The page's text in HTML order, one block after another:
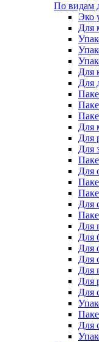
По видам
Эко
Для
Для
Для
Для
Для
Для
Для
Для
Для
Для
Для
Для
Для
Для
Для
Для